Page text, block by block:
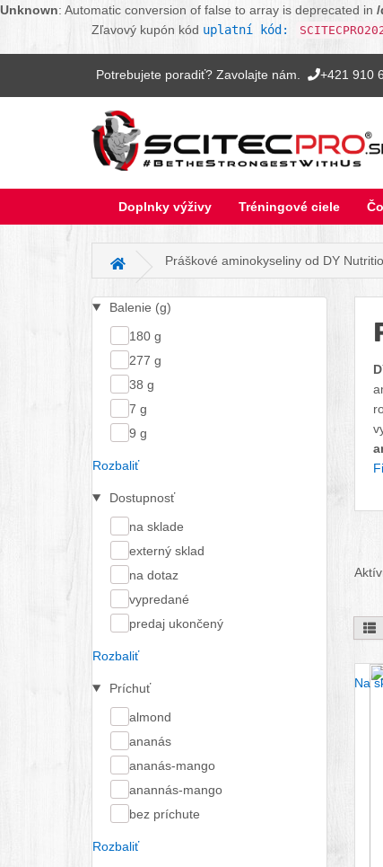
Unknown: Automatic conversion of false to array is deprecated in /
Zľavový kupón kód uplatní kód:
Potrebujete poradiť? Zavolajte nám. +421 910
Doplnky výživy Tréningové ciele
Hlavná stránkaPráškové aminokyseliny od DY
Balenie (g)
180 g
277 g
38 g
7 g
9 g
Rozbaliť
Dostupnosť
na sklade
externý sklad
na dotaz
vypredané
predaj ukončený
Rozbaliť
Príchuť
almond
ananás
ananás-mango
anannás-mango
bez príchute
Rozbaliť
Na